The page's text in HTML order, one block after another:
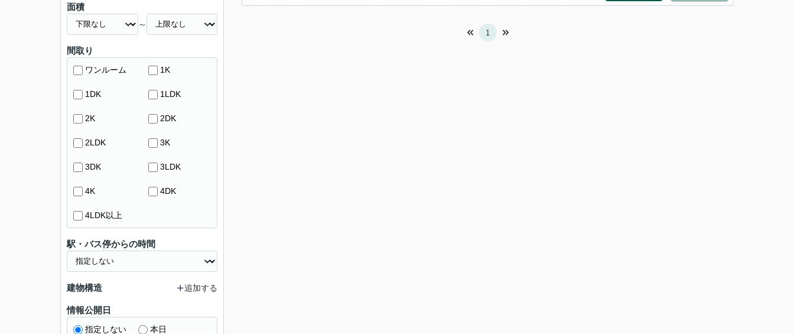
1
面積
～
間取り
ワンルーム 1K
1DK 1LDK
2K 2DK
2LDK 3K
3DK 3LDK
4K 4DK
4LDK以上
駅・バス停からの時間
建物構造 追加する
情報公開日
指定しない 本日